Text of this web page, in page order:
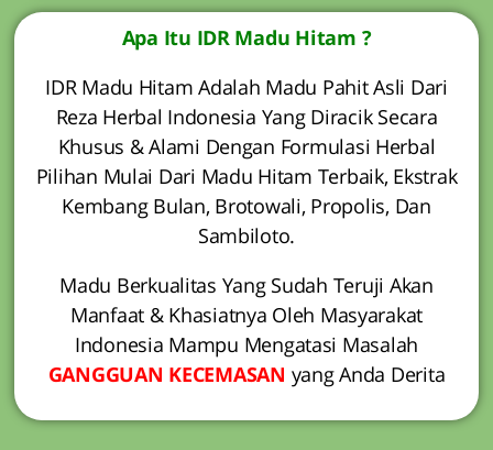
Apa Itu IDR Madu Hitam ?
IDR Madu Hitam Adalah Madu Pahit Asli Dari
Reza Herbal Indonesia Yang Diracik Secara
Khusus & Alami Dengan Formulasi Herbal
Pilihan Mulai Dari Madu Hitam Terbaik, Ekstrak
Kembang Bulan, Brotowali, Propolis, Dan
Sambiloto.
Madu Berkualitas Yang Sudah Teruji Akan
Manfaat & Khasiatnya Oleh Masyarakat
Indonesia Mampu Mengatasi Masalah
GANGGUAN KECEMASAN yang Anda Derita